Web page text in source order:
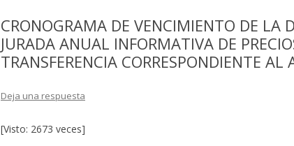
CRONOGRAMA DE VENCIMIENTO DE LA
JURADA ANUAL INFORMATIVA DE
TRANSFERENCIA CORRESPONDIENTE
Deja una respuesta
[Visto: 2673 veces]